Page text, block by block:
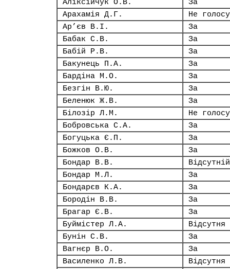
Аліксійчук О.В.
За
Арахамія Д.Г.
Не
Ар’єв В.І.
За
Бабак С.В.
За
Бабій Р.В.
За
Бакунець П.А.
За
Бардіна М.О.
За
Безгін В.Ю.
За
Беленюк Ж.В.
За
Білозір Л.М.
Не
Бобровська С.А.
За
Богуцька Є.П.
За
Божков О.В.
За
Бондар В.В.
Відсутній
Бондар М.Л.
За
Бондарєв К.А.
За
Бородін В.В.
За
Брагар Є.В.
За
Буймістер Л.А.
Відсутня
Бунін С.В.
За
Вагнєр В.О.
За
Василенко Л.В.
Відсутня